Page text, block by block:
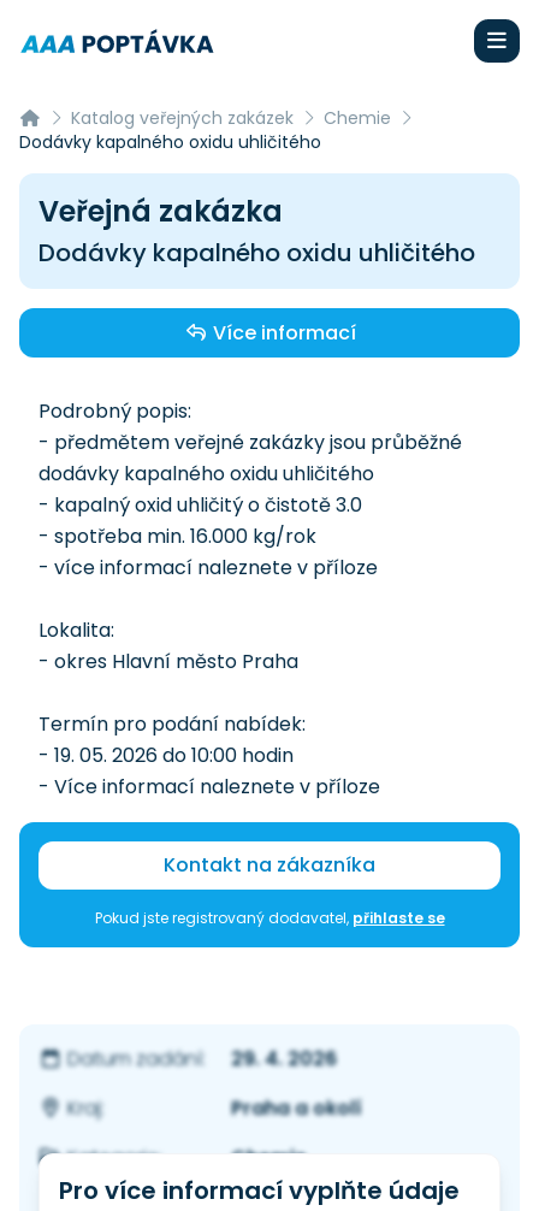
Katalog veřejných zakázek
Chemie
Dodávky kapalného oxidu uhličitého
Veřejná zakázka
Dodávky kapalného oxidu uhličitého
Více informací
Podrobný popis:
- předmětem veřejné zakázky jsou průběžné
dodávky kapalného oxidu uhličitého
- kapalný oxid uhličitý o čistotě 3.0
- spotřeba min. 16.000 kg/rok
- více informací naleznete v příloze
Lokalita:
- okres Hlavní město Praha
Termín pro podání nabídek:
- 19. 05. 2026 do 10:00 hodin
- Více informací naleznete v příloze
Kontakt na zákazníka
Pokud jste registrovaný dodavatel, přihlaste se
Datum zadání:
29. 4. 2026
Kraj:
Praha a okolí
Kategorie:
Chemie
Pro více informací vyplňte údaje